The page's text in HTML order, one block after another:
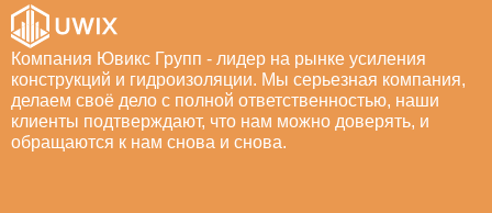
Компания Ювикс Групп - лидер на рынке усиления
конструкций и гидроизоляции. Мы серьезная компания,
делаем своё дело с полной ответственностью, наши
клиенты подтверждают, что нам можно доверять, и
обращаются к нам снова и снова.